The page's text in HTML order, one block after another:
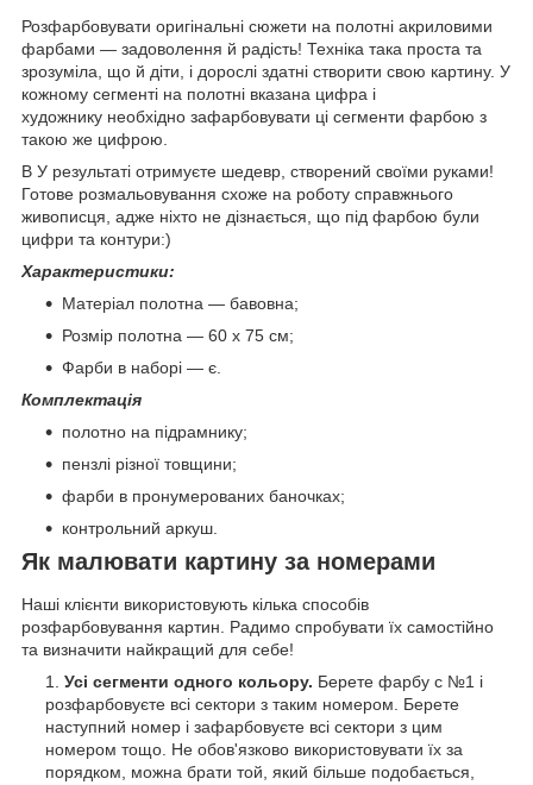
Розфарбовувати оригінальні сюжети на полотні акриловими
фарбами — задоволення й радість! Техніка така проста та
зрозуміла, що й діти, і дорослі здатні створити свою картину. У
кожному сегменті на полотні вказана цифра і
художнику необхідно зафарбовувати ці сегменти фарбою з
такою же цифрою.
В У результаті отримуєте шедевр, створений своїми руками!
Готове розмальовування схоже на роботу справжнього
живописця, адже ніхто не дізнається, що під фарбою були
цифри та контури:)
Характеристики:
Матеріал полотна — бавовна;
Розмір полотна — 60 х 75 см;
Фарби в наборі — є.
Комплектація
полотно на підрамнику;
пензлі різної товщини;
фарби в пронумерованих баночках;
контрольний аркуш.
Як малювати картину за номерами
Наші клієнти використовують кілька способів
розфарбовування картин. Радимо спробувати їх самостійно
та визначити найкращий для себе!
Усі сегменти одного кольору. Берете фарбу с №1 і
розфарбовуєте всі сектори з таким номером. Берете
наступний номер і зафарбовуєте всі сектори з цим
номером тощо. Не обов'язково використовувати їх за
порядком, можна брати той, який більше подобається,